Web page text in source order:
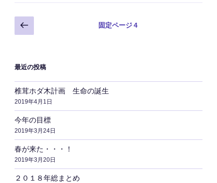
投
稿
ペ
ジ
送
り
前
の
ジ
固定ページ4
最近の投稿
椎茸ホダ木計画 生命の誕生
2019年4月1日
今年の目標
2019年3月24日
春が来た・・・！
2019年3月20日
２０１８年総まとめ